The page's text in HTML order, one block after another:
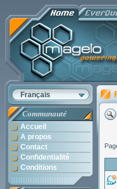
Français
Communauté
Accueil
A propos
Contact
Confidentialité
Conditions